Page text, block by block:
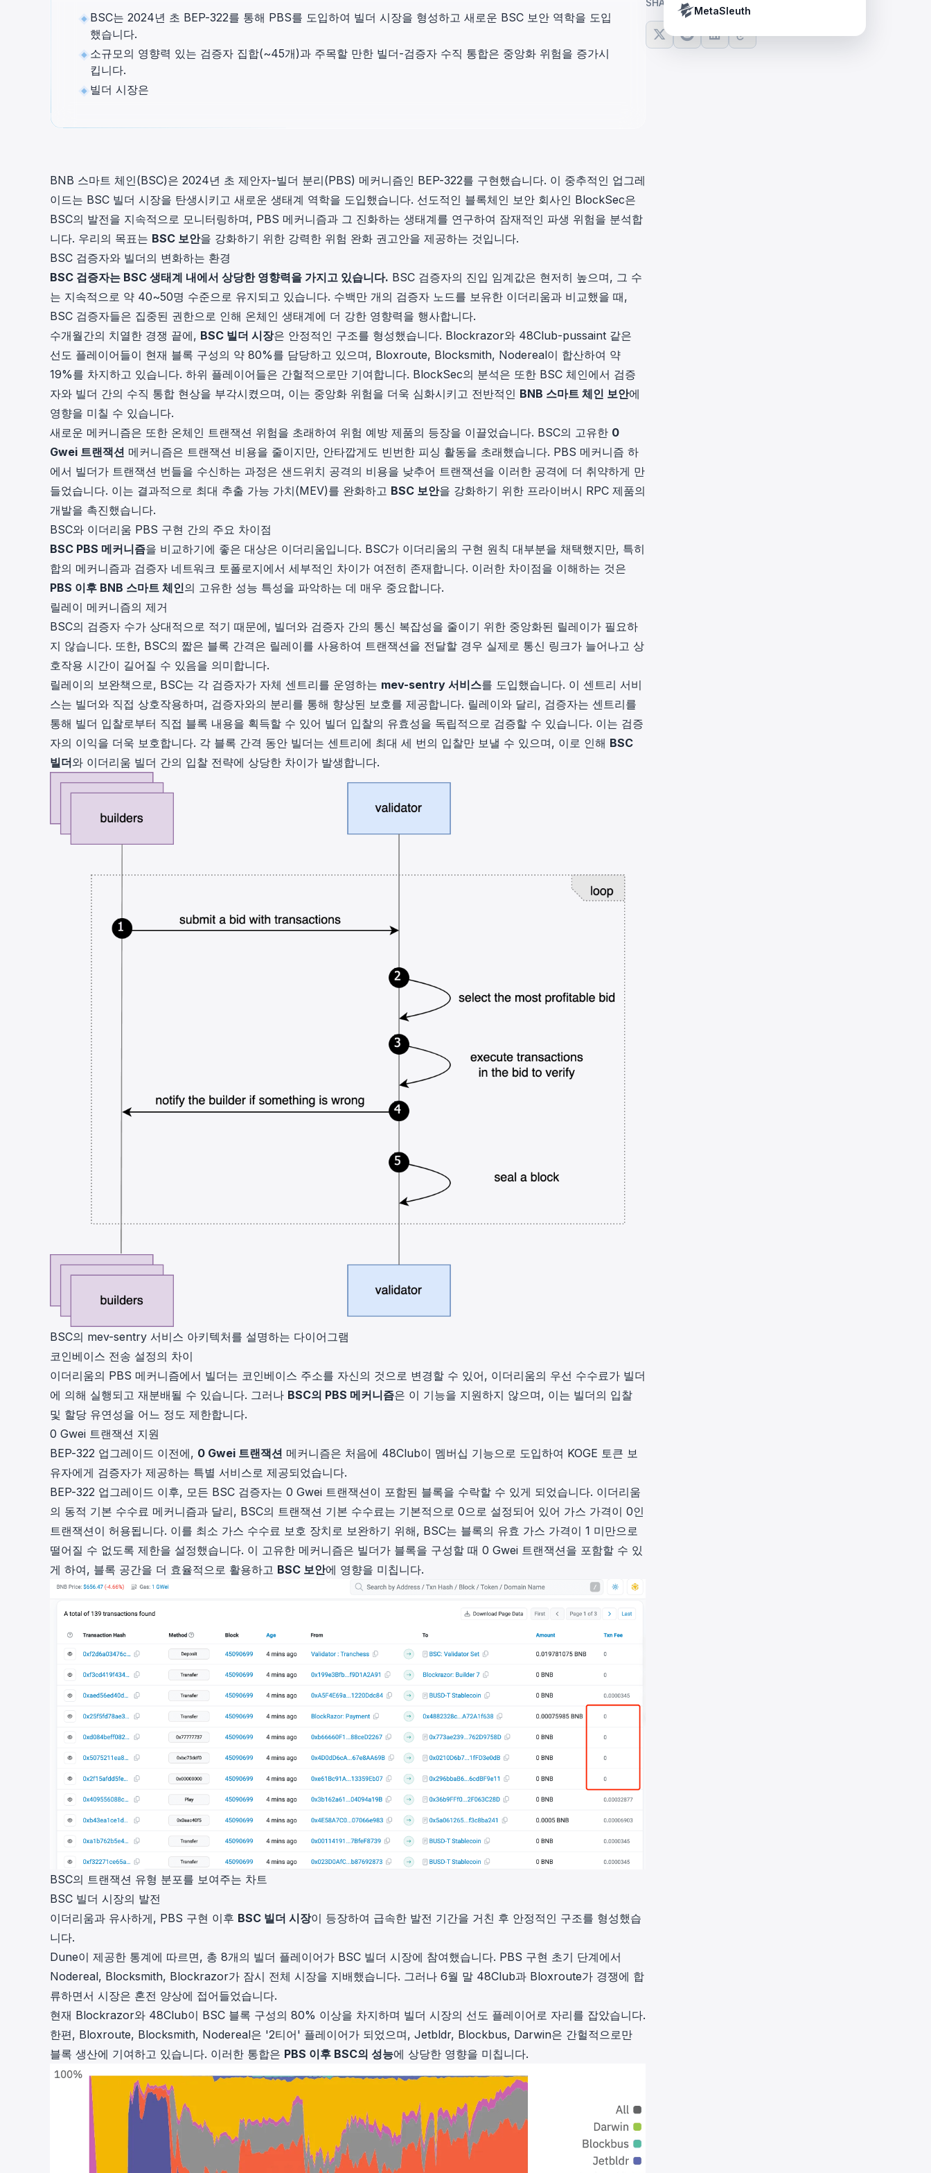
Phalcon Explorer
Visualize, simulate, and debug on-
chain transactions with an intuitive
interface.
Address labels, risk scoring, and
Tether’s blacklist in real time.
MetaSleuth
BSC는 2024년 초 BEP-322를 통해 PBS를 도입하여 빌더 시장을 형성하고 새로운 BSC 보안 역학을 도입
했습니다.
소규모의 영향력 있는 검증자 집합(~45개)과 주목할 만한 빌더-검증자 수직 통합은 중앙화 위험을 증가시
킵니다.
빌더 시장은
BNB 스마트 체인(BSC)은 2024년 초 제안자-빌더 분리(PBS) 메커니즘인 BEP-322를 구현했습니다. 이 중추적인 업그레
이드는 BSC 빌더 시장을 탄생시키고 새로운 생태계 역학을 도입했습니다. 선도적인 블록체인 보안 회사인 BlockSec은
BSC의 발전을 지속적으로 모니터링하며, PBS 메커니즘과 그 진화하는 생태계를 연구하여 잠재적인 파생 위험을 분석합
니다. 우리의 목표는 BSC 보안을 강화하기 위한 강력한 위험 완화 권고안을 제공하는 것입니다.
BSC 검증자와 빌더의 변화하는 환경
BSC 검증자는 BSC 생태계 내에서 상당한 영향력을 가지고 있습니다. BSC 검증자의 진입 임계값은 현저히 높으며, 그 수
는 지속적으로 약 40~50명 수준으로 유지되고 있습니다. 수백만 개의 검증자 노드를 보유한 이더리움과 비교했을 때,
BSC 검증자들은 집중된 권한으로 인해 온체인 생태계에 더 강한 영향력을 행사합니다.
수개월간의 치열한 경쟁 끝에, BSC 빌더 시장은 안정적인 구조를 형성했습니다. Blockrazor와 48Club-pussaint 같은
선도 플레이어들이 현재 블록 구성의 약 80%를 담당하고 있으며, Bloxroute, Blocksmith, Nodereal이 합산하여 약
19%를 차지하고 있습니다. 하위 플레이어들은 간헐적으로만 기여합니다. BlockSec의 분석은 또한 BSC 체인에서 검증
자와 빌더 간의 수직 통합 현상을 부각시켰으며, 이는 중앙화 위험을 더욱 심화시키고 전반적인 BNB 스마트 체인 보안에
영향을 미칠 수 있습니다.
새로운 메커니즘은 또한 온체인 트랜잭션 위험을 초래하여 위험 예방 제품의 등장을 이끌었습니다. BSC의 고유한 0
Gwei 트랜잭션 메커니즘은 트랜잭션 비용을 줄이지만, 안타깝게도 빈번한 피싱 활동을 초래했습니다. PBS 메커니즘 하
에서 빌더가 트랜잭션 번들을 수신하는 과정은 샌드위치 공격의 비용을 낮추어 트랜잭션을 이러한 공격에 더 취약하게 만
들었습니다. 이는 결과적으로 최대 추출 가능 가치(MEV)를 완화하고 BSC 보안을 강화하기 위한 프라이버시 RPC 제품의
개발을 촉진했습니다.
BSC와 이더리움 PBS 구현 간의 주요 차이점
BSC PBS 메커니즘을 비교하기에 좋은 대상은 이더리움입니다. BSC가 이더리움의 구현 원칙 대부분을 채택했지만, 특히
합의 메커니즘과 검증자 네트워크 토폴로지에서 세부적인 차이가 여전히 존재합니다. 이러한 차이점을 이해하는 것은
PBS 이후 BNB 스마트 체인의 고유한 성능 특성을 파악하는 데 매우 중요합니다.
릴레이 메커니즘의 제거
BSC의 검증자 수가 상대적으로 적기 때문에, 빌더와 검증자 간의 통신 복잡성을 줄이기 위한 중앙화된 릴레이가 필요하
지 않습니다. 또한, BSC의 짧은 블록 간격은 릴레이를 사용하여 트랜잭션을 전달할 경우 실제로 통신 링크가 늘어나고 상
호작용 시간이 길어질 수 있음을 의미합니다.
릴레이의 보완책으로, BSC는 각 검증자가 자체 센트리를 운영하는 mev-sentry 서비스를 도입했습니다. 이 센트리 서비
스는 빌더와 직접 상호작용하며, 검증자와의 분리를 통해 향상된 보호를 제공합니다. 릴레이와 달리, 검증자는 센트리를
통해 빌더 입찰로부터 직접 블록 내용을 획득할 수 있어 빌더 입찰의 유효성을 독립적으로 검증할 수 있습니다. 이는 검증
자의 이익을 더욱 보호합니다. 각 블록 간격 동안 빌더는 센트리에 최대 세 번의 입찰만 보낼 수 있으며, 이로 인해 BSC
빌더와 이더리움 빌더 간의 입찰 전략에 상당한 차이가 발생합니다.
BSC의 mev-sentry 서비스 아키텍처를 설명하는 다이어그램
코인베이스 전송 설정의 차이
이더리움의 PBS 메커니즘에서 빌더는 코인베이스 주소를 자신의 것으로 변경할 수 있어, 이더리움의 우선 수수료가 빌더
에 의해 실행되고 재분배될 수 있습니다. 그러나 BSC의 PBS 메커니즘은 이 기능을 지원하지 않으며, 이는 빌더의 입찰
및 할당 유연성을 어느 정도 제한합니다.
0 Gwei 트랜잭션 지원
BEP-322 업그레이드 이전에, 0 Gwei 트랜잭션 메커니즘은 처음에 48Club이 멤버십 기능으로 도입하여 KOGE 토큰 보
유자에게 검증자가 제공하는 특별 서비스로 제공되었습니다.
BEP-322 업그레이드 이후, 모든 BSC 검증자는 0 Gwei 트랜잭션이 포함된 블록을 수락할 수 있게 되었습니다. 이더리움
의 동적 기본 수수료 메커니즘과 달리, BSC의 트랜잭션 기본 수수료는 기본적으로 0으로 설정되어 있어 가스 가격이 0인
트랜잭션이 허용됩니다. 이를 최소 가스 수수료 보호 장치로 보완하기 위해, BSC는 블록의 유효 가스 가격이 1 미만으로
떨어질 수 없도록 제한을 설정했습니다. 이 고유한 메커니즘은 빌더가 블록을 구성할 때 0 Gwei 트랜잭션을 포함할 수 있
게 하여, 블록 공간을 더 효율적으로 활용하고 BSC 보안에 영향을 미칩니다.
BSC의 트랜잭션 유형 분포를 보여주는 차트
BSC 빌더 시장의 발전
이더리움과 유사하게, PBS 구현 이후 BSC 빌더 시장이 등장하여 급속한 발전 기간을 거친 후 안정적인 구조를 형성했습
니다.
Dune이 제공한 통계에 따르면, 총 8개의 빌더 플레이어가 BSC 빌더 시장에 참여했습니다. PBS 구현 초기 단계에서
Nodereal, Blocksmith, Blockrazor가 잠시 전체 시장을 지배했습니다. 그러나 6월 말 48Club과 Bloxroute가 경쟁에 합
류하면서 시장은 혼전 양상에 접어들었습니다.
현재 Blockrazor와 48Club이 BSC 블록 구성의 80% 이상을 차지하며 빌더 시장의 선도 플레이어로 자리를 잡았습니다.
한편, Bloxroute, Blocksmith, Nodereal은 '2티어' 플레이어가 되었으며, Jetbldr, Blockbus, Darwin은 간헐적으로만
블록 생산에 기여하고 있습니다. 이러한 통합은 PBS 이후 BSC의 성능에 상당한 영향을 미칩니다.
SHARE ARTICLE